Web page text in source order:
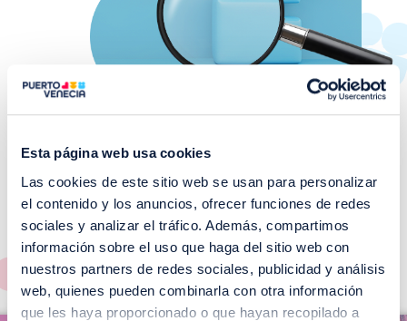
Esta página web usa cookies
Las cookies de este sitio web se usan para personalizar
el contenido y los anuncios, ofrecer funciones de redes
sociales y analizar el tráfico. Además, compartimos
información sobre el uso que haga del sitio web con
nuestros partners de redes sociales, publicidad y análisis
web, quienes pueden combinarla con otra información
que les haya proporcionado o que hayan recopilado a
¡No te pierdas nuestros
EVENTOS!
Ver todos >